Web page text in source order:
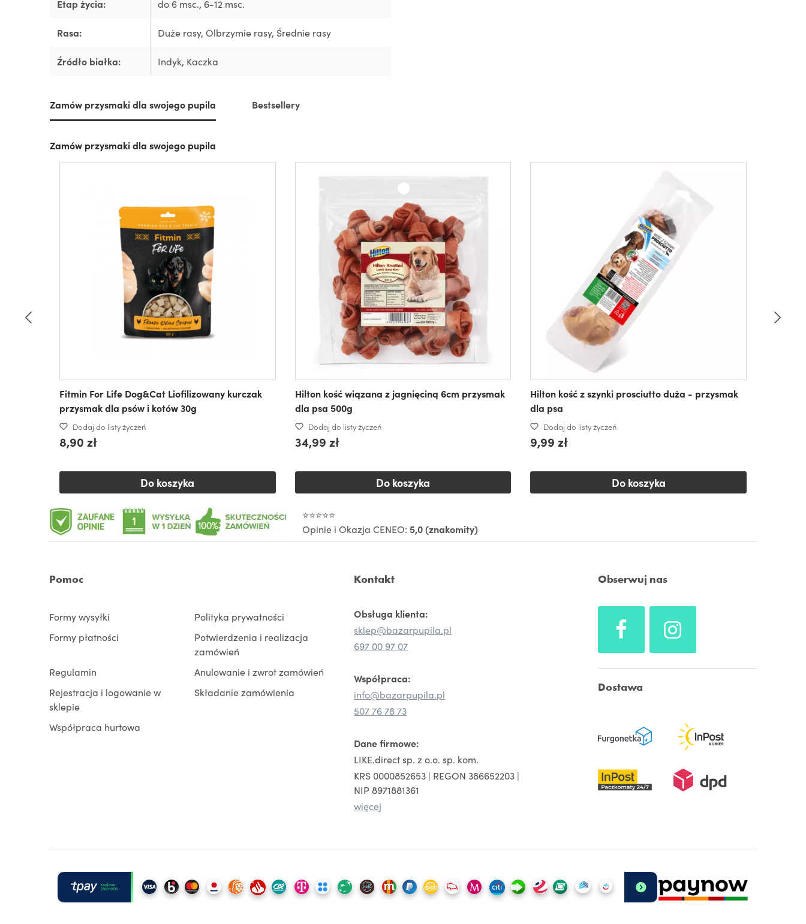
Etap życia: do 6 msc., 6-12 msc.
Rasa: Duże rasy, Olbrzymie rasy, Średnie rasy
Źródło białka: Indyk, Kaczka
Zamów przysmaki dla swojego pupila Bestsellery
Zamów przysmaki dla swojego pupila
Fitmin For Life Dog&Cat Liofilizowany kurczak
przysmak dla psów i kotów 30g
Dodaj do listy życzeń
8,90 zł
Do koszyka
Hilton kość wiązana z jagnięciną 6cm przysmak
dla psa 500g
Dodaj do listy życzeń
34,99 zł
Do koszyka
Hilton kość z szynki prosciutto duża - przysmak
dla psa
Dodaj do listy życzeń
9,99 zł
Do koszyka
⭐⭐⭐⭐⭐
Opinie i Okazja CENEO: 5,0 (znakomity)
Pomoc
Formy wysyłki
Polityka prywatności
Formy płatności
Potwierdzenia i realizacja
zamówień
Regulamin
Anulowanie i zwrot zamówień
Rejestracja i logowanie w
sklepie
Składanie zamówienia
Współpraca hurtowa
Kontakt
Obsługa klienta:
sklep@bazarpupila.pl
697 00 97 07
Współpraca:
info@bazarpupila.pl
507 76 78 73
Dane firmowe:
LIKE.direct sp. z o.o. sp. kom.
KRS 0000852653 | REGON 386652203 |
NIP 8971881361
więcej
Obserwuj nas
Dostawa